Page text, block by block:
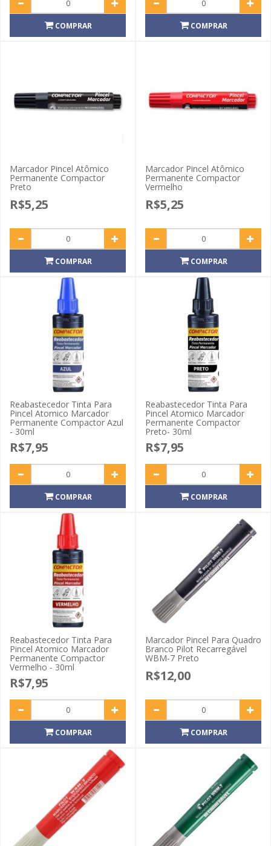
COMPRAR COMPRAR
Marcador Pincel Atômico
Permanente Compactor
Preto
R$5,25
COMPRAR
Marcador Pincel Atômico
Permanente Compactor
Vermelho
R$5,25
COMPRAR
Reabastecedor Tinta Para
Pincel Atomico Marcador
Permanente Compactor Azul
- 30ml
R$7,95
COMPRAR
Reabastecedor Tinta Para
Pincel Atomico Marcador
Permanente Compactor
Preto- 30ml
R$7,95
COMPRAR
Reabastecedor Tinta Para
Pincel Atomico Marcador
Permanente Compactor
Vermelho - 30ml
R$7,95
COMPRAR
Marcador Pincel Para Quadro
Branco Pilot Recarregável
WBM-7 Preto
R$12,00
COMPRAR